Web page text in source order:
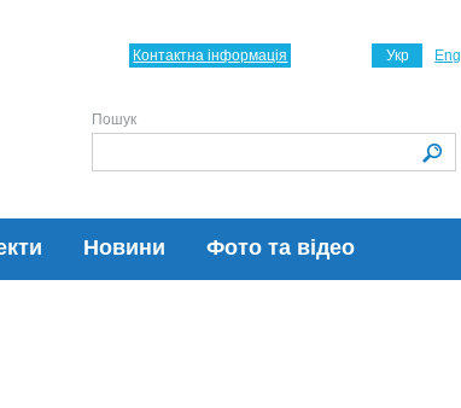
Новини Фото та відео
Укр Eng
Контактна інформація
Пошук